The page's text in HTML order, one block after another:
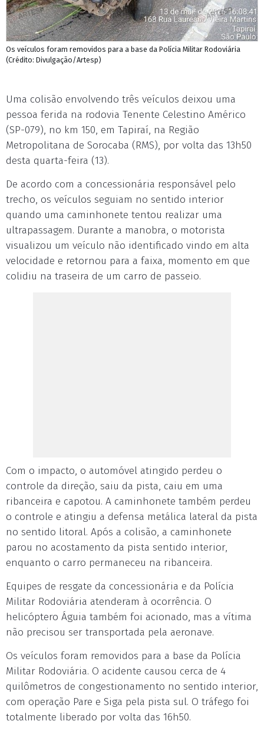
Os veículos foram removidos para a base da Polícia Militar Rodoviária
(Crédito: Divulgação/Artesp)
Uma colisão envolvendo três veículos deixou uma
pessoa ferida na rodovia Tenente Celestino Américo
(SP-079), no km 150, em Tapiraí, na Região
Metropolitana de Sorocaba (RMS), por volta das 13h50
desta quarta-feira (13).
De acordo com a concessionária responsável pelo
trecho, os veículos seguiam no sentido interior
quando uma caminhonete tentou realizar uma
ultrapassagem. Durante a manobra, o motorista
visualizou um veículo não identificado vindo em alta
velocidade e retornou para a faixa, momento em que
colidiu na traseira de um carro de passeio.
Com o impacto, o automóvel atingido perdeu o
controle da direção, saiu da pista, caiu em uma
ribanceira e capotou. A caminhonete também perdeu
o controle e atingiu a defensa metálica lateral da pista
no sentido litoral. Após a colisão, a caminhonete
parou no acostamento da pista sentido interior,
enquanto o carro permaneceu na ribanceira.
Equipes de resgate da concessionária e da Polícia
Militar Rodoviária atenderam à ocorrência. O
helicóptero Águia também foi acionado, mas a vítima
não precisou ser transportada pela aeronave.
Os veículos foram removidos para a base da Polícia
Militar Rodoviária. O acidente causou cerca de 4
quilômetros de congestionamento no sentido interior,
com operação Pare e Siga pela pista sul. O tráfego foi
totalmente liberado por volta das 16h50.